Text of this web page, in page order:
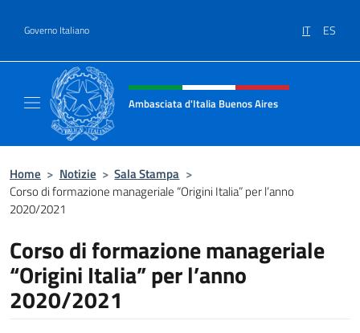
Governo Italiano IT ES
Intestazione sito, social e menù
Ambasciata d'Italia Buenos Aires
Home > Notizie > Sala Stampa >
Corso di formazione manageriale “Origini Italia” per l’anno
2020/2021
Corso di formazione manageriale
“Origini Italia” per l’anno
2020/2021